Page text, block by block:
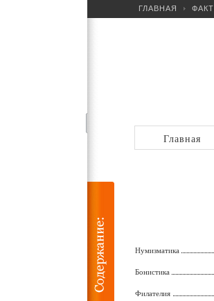
ГЛАВНАЯ
Главная
Нумизматика
Бонистика
Филателия